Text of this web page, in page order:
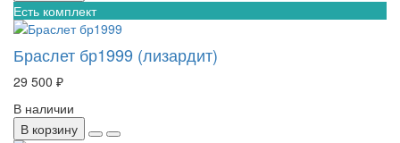
Есть комплект
Браслет бр1999 (лизардит)
29 500 ₽
В наличии
В корзину